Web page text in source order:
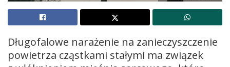
Długofalowe narażenie na zanieczyszczenie
powietrza cząstkami stałymi ma związek